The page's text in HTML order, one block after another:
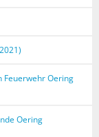
Feuerwehr Oering
Oering